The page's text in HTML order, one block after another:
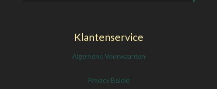
Klantenservice
Algemene Voorwaarden
Privacy Beleid